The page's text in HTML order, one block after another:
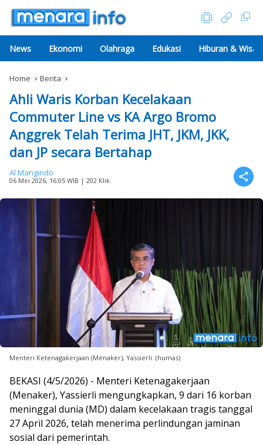
News Ekonomi Olahraga Edukasi Hiburan &
Home Berita
Ahli Waris Korban Kecelakaan
Commuter Line vs KA Argo Bromo
Anggrek Telah Terima JHT, JKM, JKK,
dan JP secara Bertahap
Al Mangindo
06 Mei 2026, 16:05 WIB | 202 Klik
Menteri Ketenagakerjaan (Menaker), Yassierli. (humas)
BEKASI (4/5/2026) - Menteri Ketenagakerjaan
(Menaker), Yassierli mengungkapkan, 9 dari 16 korban
meninggal dunia (MD) dalam kecelakaan tragis tanggal
27 April 2026, telah menerima perlindungan jaminan
sosial dari pemerintah.